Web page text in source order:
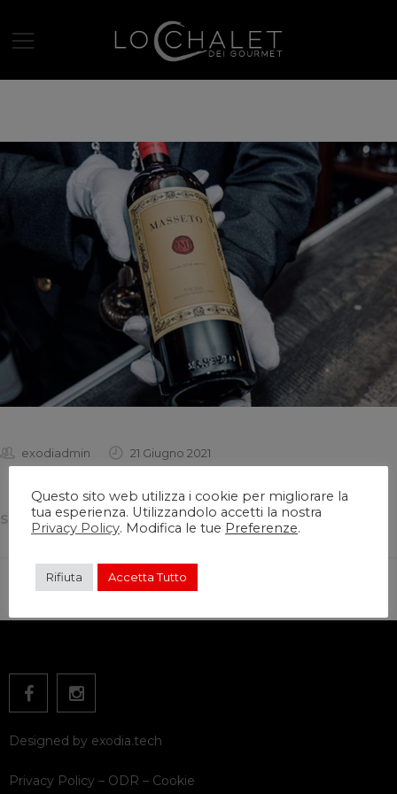
exodiadmin 21 Giugno 2021
SHARE THIS:
Designed by exodia.tech
Privacy Policy – ODR – Cookie
Questo sito web utilizza i cookie per migliorare la
tua esperienza. Utilizzandolo accetti la nostra
Privacy Policy. Modifica le tue Preferenze.
Rifiuta Accetta Tutto